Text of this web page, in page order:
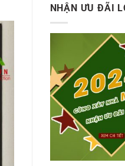
NHẬN ƯU ĐÃI